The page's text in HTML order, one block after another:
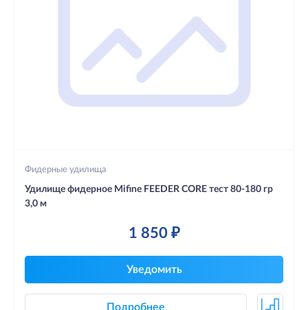
Фидерные удилища
Удилище фидерное Mifine FEEDER CORE тест 80-180 гр
3,0 м
1 850 ₽
Уведомить
Подробнее